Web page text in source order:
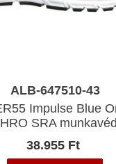
ALB-647510-43
Impulse Blue
SRA
38.955 Ft